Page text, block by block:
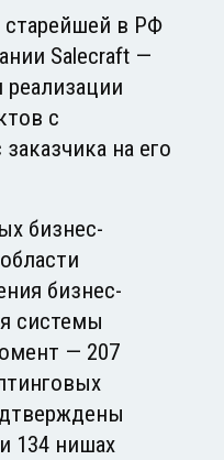
в РФ
Salecraft —
с
на его
бизнес-
бизнес-
системы
— 207
134 нишах